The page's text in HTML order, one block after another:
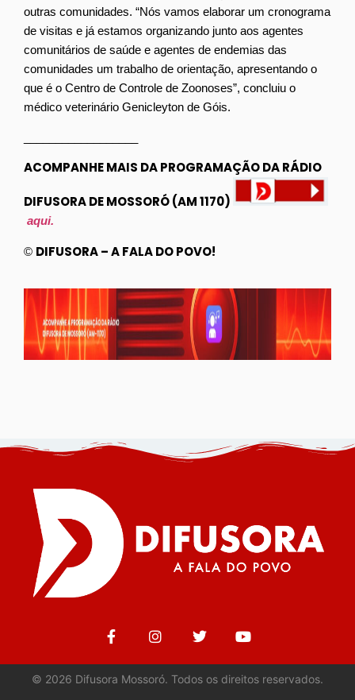
outras comunidades. “Nós vamos elaborar um cronograma
de visitas e já estamos organizando junto aos agentes
comunitários de saúde e agentes de endemias das
comunidades um trabalho de orientação, apresentando o
que é o Centro de Controle de Zoonoses”, concluiu o
médico veterinário Genicleyton de Góis.
ACOMPANHE MAIS DA PROGRAMAÇÃO DA RÁDIO
DIFUSORA DE MOSSORÓ (AM 1170)
aqui.
© DIFUSORA – A FALA DO POVO!
© 2026 Difusora Mossoró. Todos os direitos reservados.